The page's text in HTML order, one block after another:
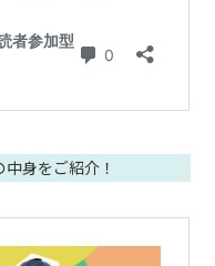
身をご紹介！